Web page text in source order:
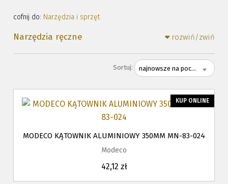
cofnij do: Narzędzia i sprzęt
Narzędzia ręczne rozwiń/zwiń
Sortuj: najnowsze na początku
MODECO KĄTOWNIK ALUMINIOWY 350MM MN-83-024
Modeco
42,12 zł
KUP ONLINE